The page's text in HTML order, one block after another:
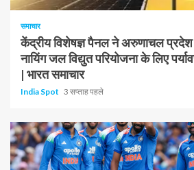
समाचार
केंद्रीय विशेषज्ञ पैनल ने अरुणाचल प्रदेश
नायिंग जल विद्युत परियोजना के लिए
| भारत समाचार
India Spot 3 सप्ताह पहले